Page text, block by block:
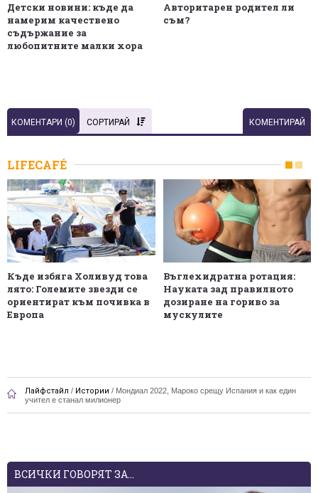
Детски новини: къде да
намерим качествено
съдържание за
любопитните малки хора
Авторитарен родител ли
съм?
КОМЕНТАРИ (0) СОРТИРАЙ КОМЕНТИРАЙ
LIFECAFÉ
Къде избяга Холивуд това
лято: Големите звезди се
ориентират към почивка в
Европа
Въглехидратна ротация:
Науката зад правилното
дозиране на гориво за
мускулите
Лайфстайл / Истории / Мондиал 2022, Мароко срещу Испания и как един
учител е станал милионер
ВСИЧКИ ГОВОРЯТ ЗА...